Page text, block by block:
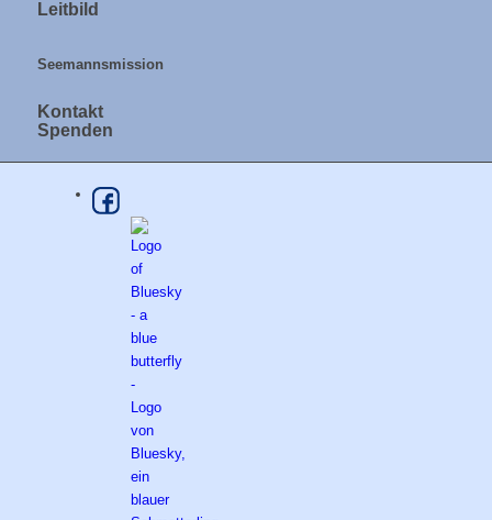
Leitbild
Seemannsmission
Kontakt
Spenden